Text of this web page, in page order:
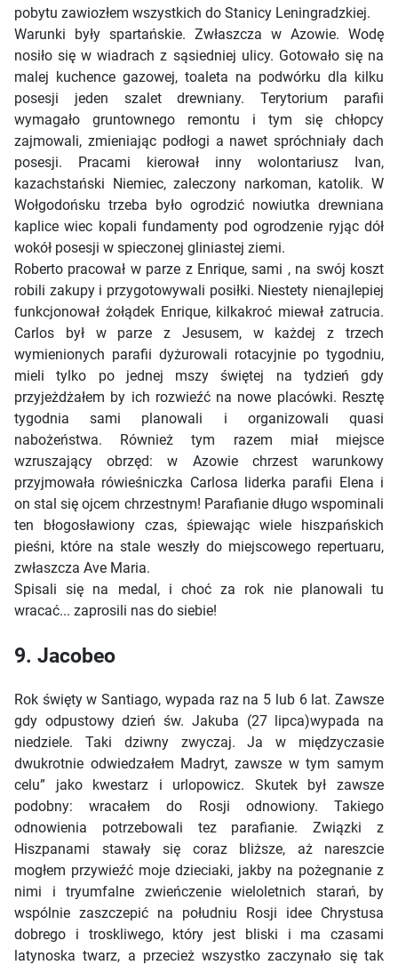
pobytu zawiozłem wszystkich do Stanicy Leningradzkiej.
Warunki były spartańskie. Zwłaszcza w Azowie. Wodę
nosiło się w wiadrach z sąsiedniej ulicy. Gotowało się na
malej kuchence gazowej, toaleta na podwórku dla kilku
posesji jeden szalet drewniany. Terytorium parafii
wymagało gruntownego remontu i tym się chłopcy
zajmowali, zmieniając podłogi a nawet spróchniały dach
posesji. Pracami kierował inny wolontariusz Ivan,
kazachstański Niemiec, zaleczony narkoman, katolik. W
Wołgodońsku trzeba było ogrodzić nowiutka drewniana
kaplice wiec kopali fundamenty pod ogrodzenie ryjąc dół
wokół posesji w spieczonej gliniastej ziemi.
Roberto pracował w parze z Enrique, sami , na swój koszt
robili zakupy i przygotowywali posiłki. Niestety nienajlepiej
funkcjonował żołądek Enrique, kilkakroć miewał zatrucia.
Carlos był w parze z Jesusem, w każdej z trzech
wymienionych parafii dyżurowali rotacyjnie po tygodniu,
mieli tylko po jednej mszy świętej na tydzień gdy
przyjeżdżałem by ich rozwieźć na nowe placówki. Resztę
tygodnia sami planowali i organizowali quasi
nabożeństwa. Również tym razem miał miejsce
wzruszający obrzęd: w Azowie chrzest warunkowy
przyjmowała rówieśniczka Carlosa liderka parafii Elena i
on stal się ojcem chrzestnym! Parafianie długo wspominali
ten błogosławiony czas, śpiewając wiele hiszpańskich
pieśni, które na stale weszły do miejscowego repertuaru,
zwłaszcza Ave Maria.
Spisali się na medal, i choć za rok nie planowali tu
wracać... zaprosili nas do siebie!
9. Jacobeo
Rok święty w Santiago, wypada raz na 5 lub 6 lat. Zawsze
gdy odpustowy dzień św. Jakuba (27 lipca)wypada na
niedziele. Taki dziwny zwyczaj. Ja w międzyczasie
dwukrotnie odwiedzałem Madryt, zawsze w tym samym
celu” jako kwestarz i urlopowicz. Skutek był zawsze
podobny: wracałem do Rosji odnowiony. Takiego
odnowienia potrzebowali tez parafianie. Związki z
Hiszpanami stawały się coraz bliższe, aż nareszcie
mogłem przywieźć moje dzieciaki, jakby na pożegnanie z
nimi i tryumfalne zwieńczenie wieloletnich starań, by
wspólnie zaszczepić na południu Rosji idee Chrystusa
dobrego i troskliwego, który jest bliski i ma czasami
latynoska twarz, a przecież wszystko zaczynało się tak